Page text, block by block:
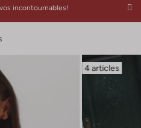
incontournables!
4 articles